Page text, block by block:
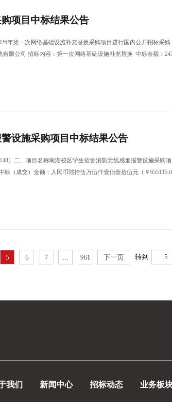
项目中标结果公告
第一次网络基础设施补充替换采购项目进行国内公开招标采购
限公司 招标内容：第一次网络基础设施补充替换 中标金额：
设施采购项目中标结果公告
）二、项目名称南湖校区学生宿舍消防无线感烟报警设施采
（成交）金额：人民币陆拾伍万伍仟壹佰壹拾伍元（￥
5 6 7 ... 961 下一页 转到
我们 新闻中心 招标动态 业务板